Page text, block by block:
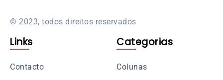
© 2023, todos direitos reservados
Links
Contacto
Categorias
Colunas